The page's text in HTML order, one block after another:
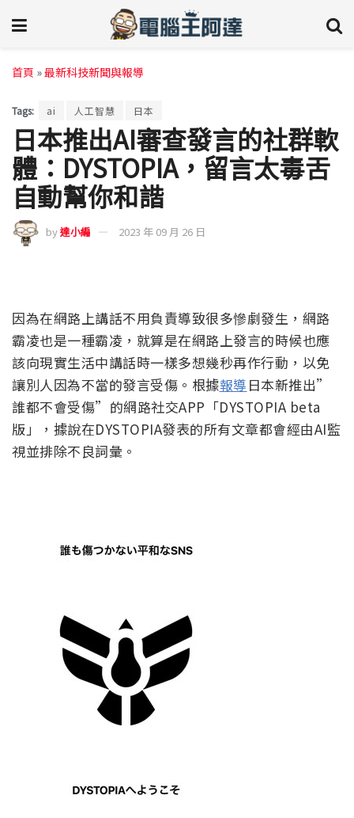
首頁 »最新科技新聞與報導
Tags: ai 人工智慧 日本
日本推出AI審查發言的社群軟
體：DYSTOPIA，留言太毒舌
自動幫你和諧
by達小編 2023 年 09 月 26 日
因為在網路上講話不用負責導致很多慘劇發生，網路
霸凌也是一種霸凌，就算是在網路上發言的時候也應
該向現實生活中講話時一樣多想幾秒再作行動，以免
讓別人因為不當的發言受傷。根據報導 日本新推出”
誰都不會受傷”的網路社交APP「DYSTOPIA beta
版」，據說在DYSTOPIA發表的所有文章都會經由AI監
視並排除不良詞彙。